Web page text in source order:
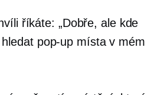
říkáte: „Dobře, ale kde
pop-up místa v mém